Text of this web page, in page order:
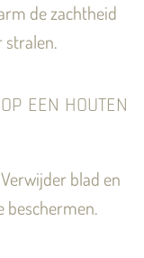
de zachtheid
stralen.
EEN HOUTEN
blad en
beschermen.